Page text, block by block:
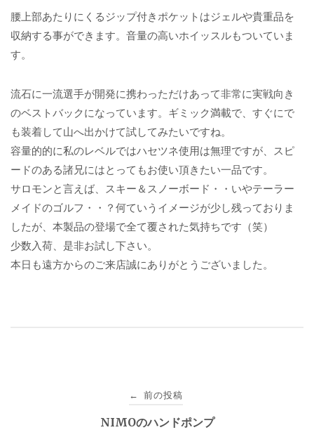
腰上部あたりにくるジップ付きポケットはジェルや貴重品を
収納する事ができます。音量の高いホイッスルもついていま
す。
流石に一流選手が開発に携わっただけあって非常に実戦向き
のベストバックになっています。ギミック満載で、すぐにで
も装着して山へ出かけて試してみたいですね。
容量的的に私のレベルではハセツネ使用は無理ですが、スピ
ードのある諸兄にはとってもお使い頂きたい一品です。
サロモンと言えば、スキー＆スノーボード・・いやテーラー
メイドのゴルフ・・？何ていうイメージが少し残っておりま
したが、本製品の登場で全て覆された気持ちです（笑）
少数入荷、是非お試し下さい。
本日も遠方からのご来店誠にありがとうございました。
← 前の投稿
NIMOのハンドポンプ